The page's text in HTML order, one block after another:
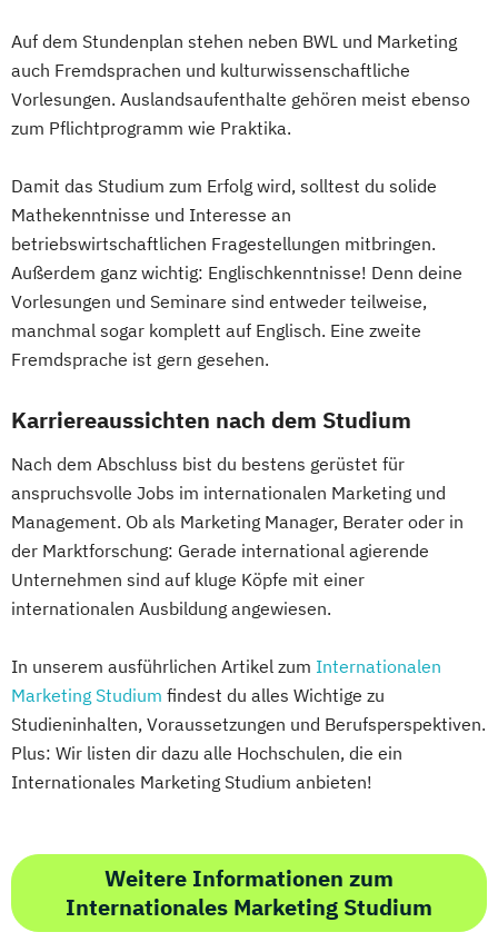
Auf dem Stundenplan stehen neben BWL und Marketing
auch Fremdsprachen und kulturwissenschaftliche
Vorlesungen. Auslandsaufenthalte gehören meist ebenso
zum Pflichtprogramm wie Praktika.
Damit das Studium zum Erfolg wird, solltest du solide
Mathekenntnisse und Interesse an
betriebswirtschaftlichen Fragestellungen mitbringen.
Außerdem ganz wichtig: Englischkenntnisse! Denn deine
Vorlesungen und Seminare sind entweder teilweise,
manchmal sogar komplett auf Englisch. Eine zweite
Fremdsprache ist gern gesehen.
Karriereaussichten nach dem Studium
Nach dem Abschluss bist du bestens gerüstet für
anspruchsvolle Jobs im internationalen Marketing und
Management. Ob als Marketing Manager, Berater oder in
der Marktforschung: Gerade international agierende
Unternehmen sind auf kluge Köpfe mit einer
internationalen Ausbildung angewiesen.
In unserem ausführlichen Artikel zum Internationalen
Marketing Studium findest du alles Wichtige zu
Studieninhalten, Voraussetzungen und Berufsperspektiven.
Plus: Wir listen dir dazu alle Hochschulen, die ein
Internationales Marketing Studium anbieten!
Weitere Informationen zum
Internationales Marketing Studium